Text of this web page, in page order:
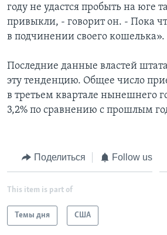
году не удастся пробыть на юге
привыкли, - говорит он. - Пока
в подчинении своего кошелька».
Последние данные властей
эту тенденцию. Общее число
в третьем квартале нынешнего
3,2% по сравнению с прошлым
Поделиться Follow us
This item is part of
Темы дня США